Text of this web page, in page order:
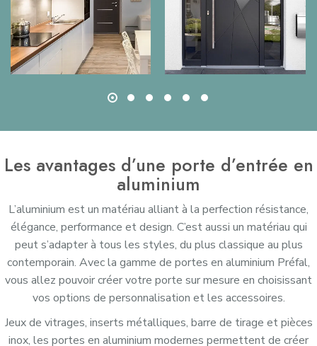
Les avantages d’une porte d’entrée en
aluminium
L’aluminium est un matériau alliant à la perfection résistance,
élégance, performance et design. C’est aussi un matériau qui
peut s’adapter à tous les styles, du plus classique au plus
contemporain. Avec la gamme de portes en aluminium Préfal,
vous allez pouvoir créer votre porte sur mesure en choisissant
vos options de personnalisation et les accessoires.
Jeux de vitrages, inserts métalliques, barre de tirage et pièces
inox, les portes en aluminium modernes permettent de créer